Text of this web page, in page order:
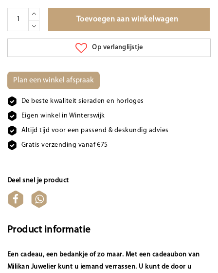
Toevoegen aan winkelwagen
Op verlanglijstje
Plan een winkel afspraak
De beste kwaliteit sieraden en horloges
Eigen winkel in Winterswijk
Altijd tijd voor een passend & deskundig advies
Gratis verzending vanaf €75
Deel snel je product
Product informatie
Een cadeau, een bedankje of zo maar. Met een cadeaubon van
Milikan Juwelier kunt u iemand verrassen. U kunt de door u